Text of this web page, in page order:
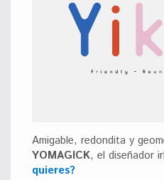
Amigable, redondita y
YOMAGICK, el diseñador
quieres?